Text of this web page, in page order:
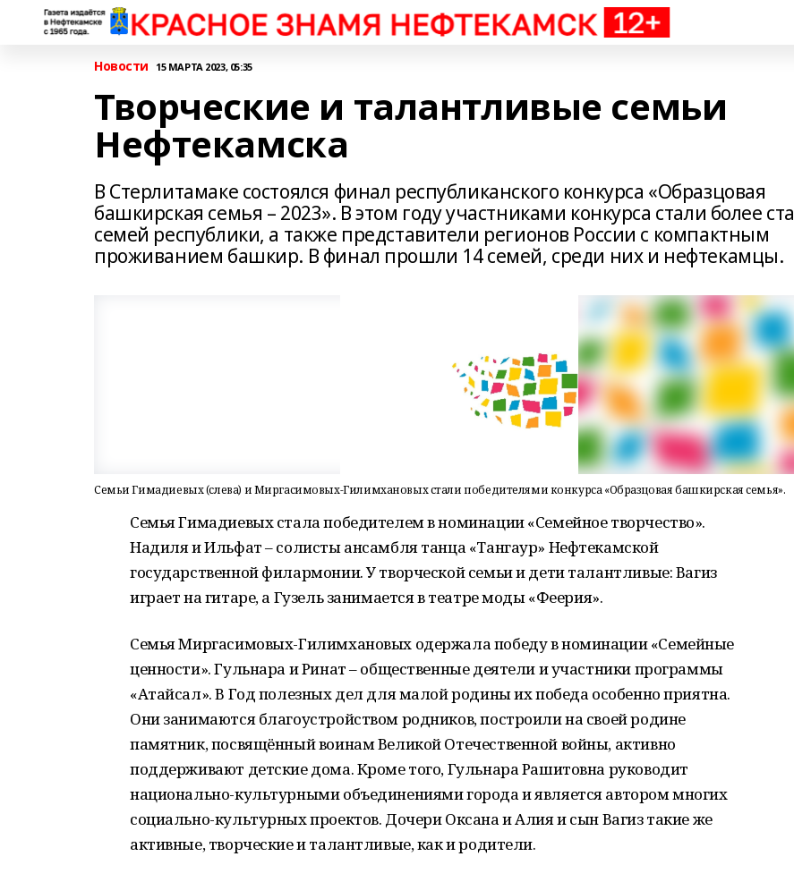
Новости 15 МАРТА 2023, 05:35
Творческие и талантливые семьи
Нефтекамска
В Стерлитамаке состоялся финал республиканского конкурса «Образцовая
башкирская семья – 2023». В этом году участниками конкурса стали более ста
семей республики, а также представители регионов России с компактным
проживанием башкир. В финал прошли 14 семей, среди них и нефтекамцы.
Семьи Гимадиевых (слева) и Миргасимовых-Гилимхановых стали победителями конкурса «Образцовая башкирская семья».
Семья Гимадиевых стала победителем в номинации «Семейное творчество».
Надиля и Ильфат – солисты ансамбля танца «Тангаур» Нефтекамской
государственной филармонии. У творческой семьи и дети талантливые: Вагиз
играет на гитаре, а Гузель занимается в театре моды «Феерия».
Семья Миргасимовых-Гилимхановых одержала победу в номинации «Семейные
ценности». Гульнара и Ринат – общественные деятели и участники программы
«Атайсал». В Год полезных дел для малой родины их победа особенно приятна.
Они занимаются благоустройством родников, построили на своей родине
памятник, посвящённый воинам Великой Отечественной войны, активно
поддерживают детские дома. Кроме того, Гульнара Рашитовна руководит
национально-культурными объединениями города и является автором многих
социально-культурных проектов. Дочери Оксана и Алия и сын Вагиз такие же
активные, творческие и талантливые, как и родители.